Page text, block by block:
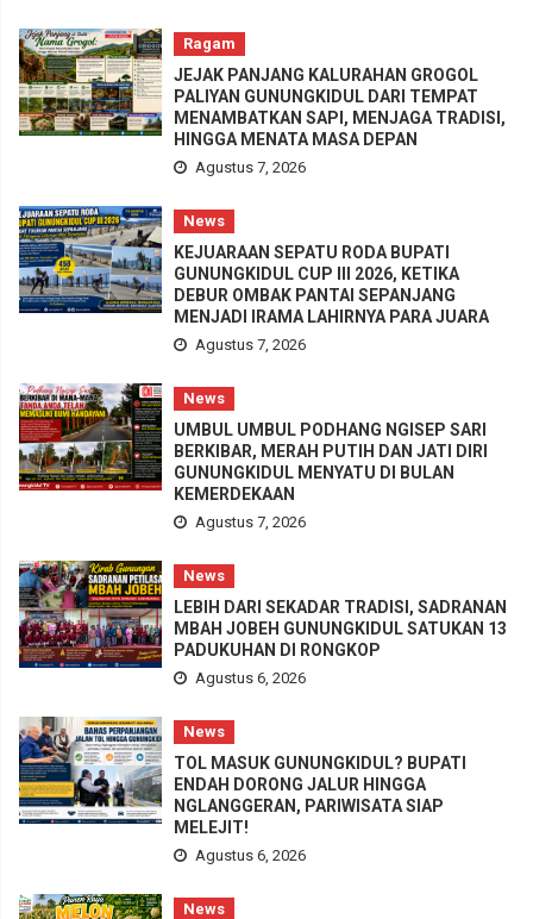
Ragam
JEJAK PANJANG KALURAHAN GROGOL
PALIYAN GUNUNGKIDUL DARI TEMPAT
MENAMBATKAN SAPI, MENJAGA TRADISI,
HINGGA MENATA MASA DEPAN
Agustus 7, 2026
News
KEJUARAAN SEPATU RODA BUPATI
GUNUNGKIDUL CUP III 2026, KETIKA
DEBUR OMBAK PANTAI SEPANJANG
MENJADI IRAMA LAHIRNYA PARA JUARA
Agustus 7, 2026
News
UMBUL UMBUL PODHANG NGISEP SARI
BERKIBAR, MERAH PUTIH DAN JATI DIRI
GUNUNGKIDUL MENYATU DI BULAN
KEMERDEKAAN
Agustus 7, 2026
News
LEBIH DARI SEKADAR TRADISI, SADRANAN
MBAH JOBEH GUNUNGKIDUL SATUKAN 13
PADUKUHAN DI RONGKOP
Agustus 6, 2026
News
TOL MASUK GUNUNGKIDUL? BUPATI
ENDAH DORONG JALUR HINGGA
NGLANGGERAN, PARIWISATA SIAP
MELEJIT!
Agustus 6, 2026
News